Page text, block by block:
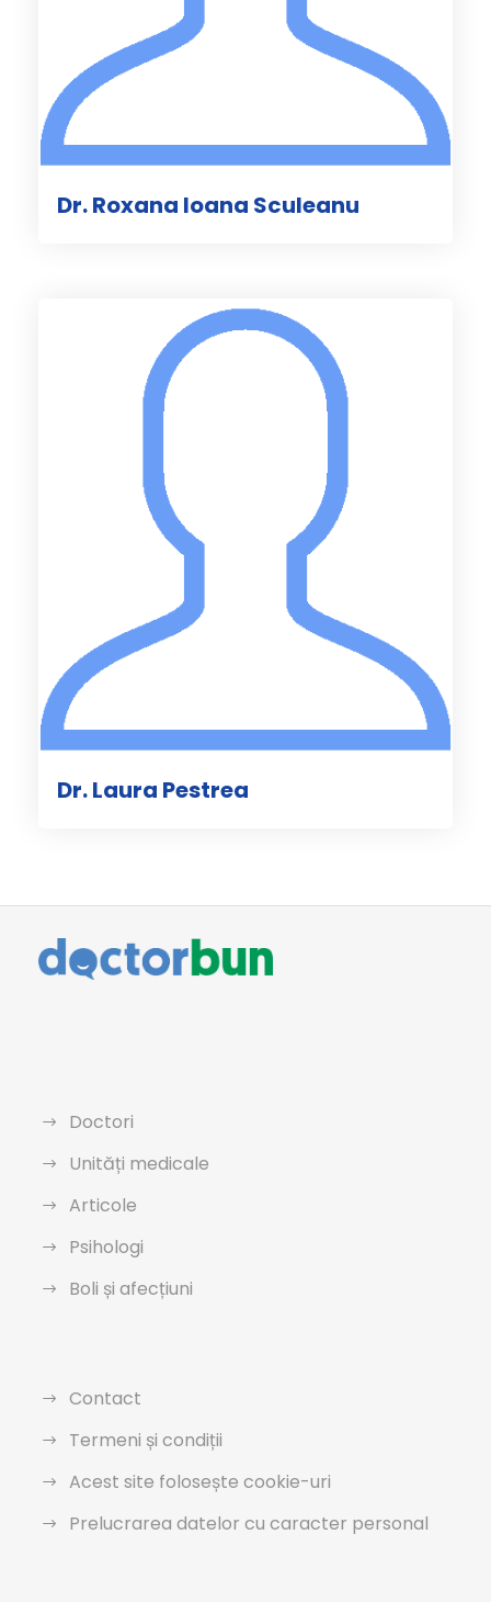
Dr. Roxana Ioana Sculeanu
Dr. Laura Pestrea
Doctori
Unități medicale
Articole
Psihologi
Boli și afecțiuni
Contact
Termeni și condiții
Acest site folosește cookie-uri
Prelucrarea datelor cu caracter personal